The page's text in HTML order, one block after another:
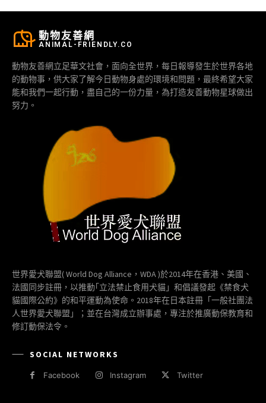
動物友善網
ANIMAL-FRIENDLY.CO
動物友善網立足華文社會，面向全世界，每日報導發生於世界各地
的動物事，供大家了解今日動物身處的環境和問題，最終希望大家
能和我們一起行動，盡自己的一份力量，為打造友善動物星球做出
努力。
世界愛犬聯盟( World Dog Alliance，WDA )於2014年在香港、美國、
法國同步註冊，以推動｢立法禁止食用犬貓」和倡議發起《禁食犬
貓國際公約》的和平運動為使命。2018年在日本註冊「一般社團法
人世界愛犬聯盟」；並在台灣成立辦事處，專注於推廣動保教育和
修訂動保法令。
SOCIAL NETWORKS
Facebook Instagram Twitter